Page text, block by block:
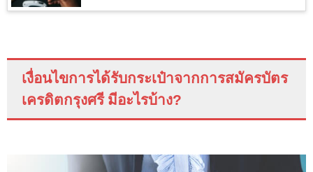
เงื่อนไขการได้รับกระเป๋าจากการสมัครบัตร
เครดิตกรุงศรี มีอะไรบ้าง?